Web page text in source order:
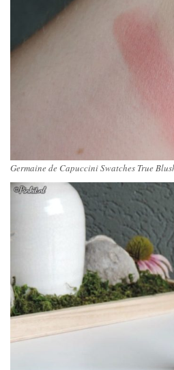
Germaine de Capuccini Swatches True